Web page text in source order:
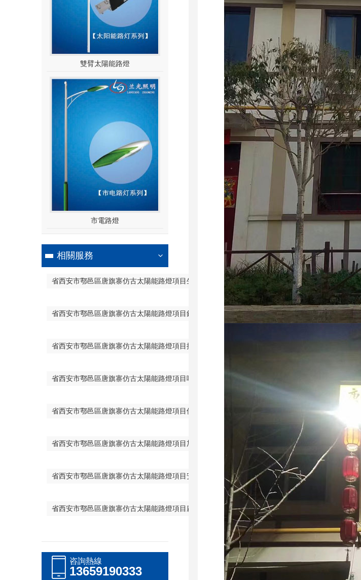
雙臂太陽能路燈
市電路燈
相關服務
省西安市鄠邑區唐旗寨仿古太陽能路燈項目生產
省西安市鄠邑區唐旗寨仿古太陽能路燈項目銷售
省西安市鄠邑區唐旗寨仿古太陽能路燈項目批發
省西安市鄠邑區唐旗寨仿古太陽能路燈項目哪家好
省西安市鄠邑區唐旗寨仿古太陽能路燈項目價格
省西安市鄠邑區唐旗寨仿古太陽能路燈項目加工
省西安市鄠邑區唐旗寨仿古太陽能路燈項目安裝
省西安市鄠邑區唐旗寨仿古太陽能路燈項目廠家
咨詢熱線
13659190333